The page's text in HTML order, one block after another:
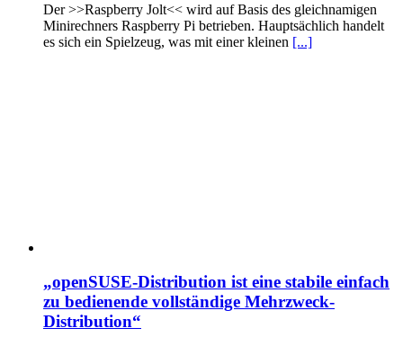
Der >>Raspberry Jolt<< wird auf Basis des gleichnamigen
Minirechners Raspberry Pi betrieben. Hauptsächlich handelt
es sich ein Spielzeug, was mit einer kleinen [...]
„openSUSE-Distribution ist eine stabile einfach
zu bedienende vollständige Mehrzweck-
Distribution“